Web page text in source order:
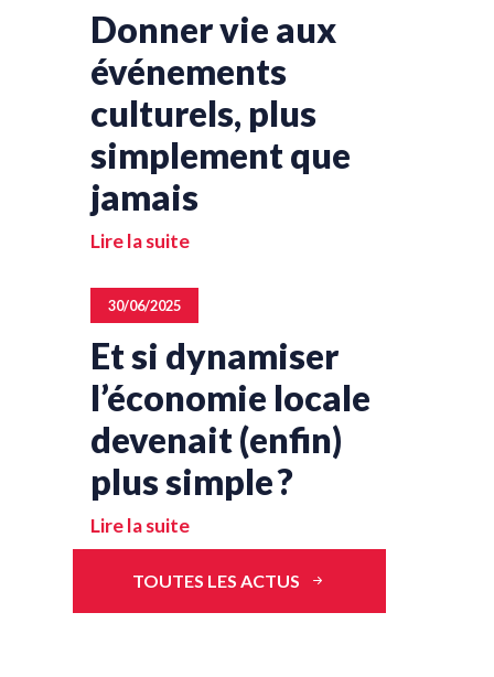
Donner vie aux
événements
culturels, plus
simplement que
jamais
Lire la suite
30/06/2025
Et si dynamiser
l’économie locale
devenait (enfin)
plus simple ?
Lire la suite
TOUTES LES ACTUS